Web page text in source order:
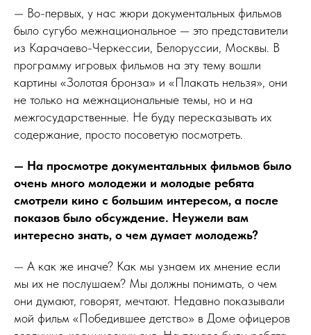
— Во-первых, у нас жюри документальных фильмов
было сугубо межнациональное — это представители
из Карачаево-Черкессии, Белоруссии, Москвы. В
программу игровых фильмов на эту тему вошли
картины «Золотая бронза» и «Плакать нельзя», они
не только на межнациональные темы, но и на
межгосударственные. Не буду пересказывать их
содержание, просто посоветую посмотреть.
— На просмотре документальных фильмов было
очень много молодежи и молодые ребята
смотрели кино с большим интересом, а после
показов было обсуждение. Неужели вам
интересно знать, о чем думает молодежь?
— А как же иначе? Как мы узнаем их мнение если
мы их не послушаем? Мы должны понимать, о чем
они думают, говорят, мечтают. Недавно показывали
мой фильм «Победившее детство» в Доме офицеров